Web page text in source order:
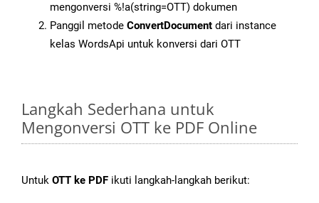
mengonversi %!a(string=OTT) dokumen
Panggil metode ConvertDocument dari instance
kelas WordsApi untuk konversi dari OTT
Langkah Sederhana untuk
Mengonversi OTT ke PDF Online
Untuk OTT ke PDF ikuti langkah-langkah berikut: